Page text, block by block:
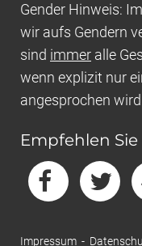
Gender Hinweis:
wir aufs Gendern
sind immer alle
wenn explizit nur
angesprochen
Empfehlen
Impressum -